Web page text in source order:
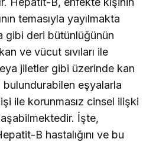
temasıyla yayılmakta
gibi deri bütünlüğünün
ve vücut sıvıları ile
jiletler gibi üzerinde kan
bulundurabilen eşyalarla
ile korunmasız cinsel ilişki
İşte,
B hastalığını ve bu